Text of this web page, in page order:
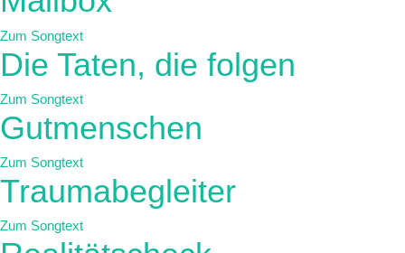
Zum Songtext
Die Taten, die folgen
Zum Songtext
Gutmenschen
Zum Songtext
Traumabegleiter
Zum Songtext